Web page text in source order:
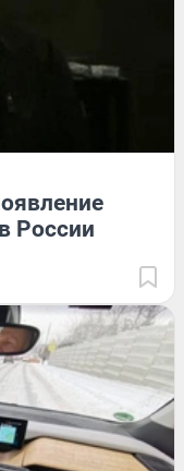
России